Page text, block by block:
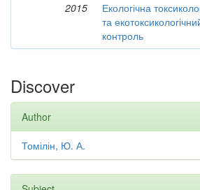
2015
Екологічна
та
контроль
Discover
Author
Томілін, Ю. А.